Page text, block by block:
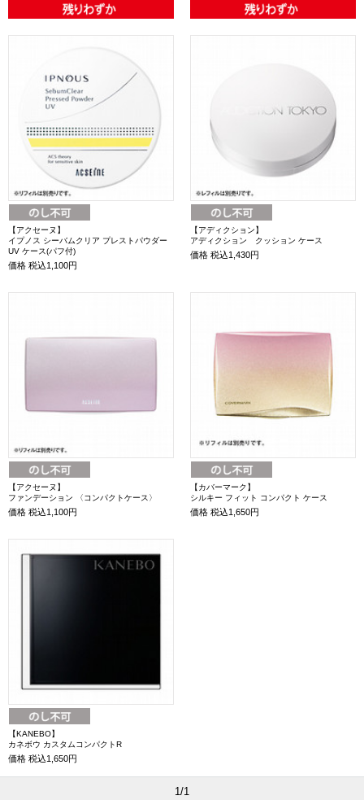
【アクセーヌ】
イプノス シーバムクリア プレストパウダー
UV ケース(パフ付)
価格 税込1,100円
【アディクション】
アディクション クッション ケース
価格 税込1,430円
【アクセーヌ】
ファンデーション 〈コンパクトケース〉
価格 税込1,100円
【カバーマーク】
シルキー フィット コンパクト ケース
価格 税込1,650円
【KANEBO】
カネボウ カスタムコンパクトR
価格 税込1,650円
1/1